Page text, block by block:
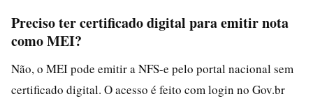
Preciso ter certificado digital para emitir nota
como MEI?
Não, o MEI pode emitir a NFS-e pelo portal nacional sem
certificado digital. O acesso é feito com login no Gov.br